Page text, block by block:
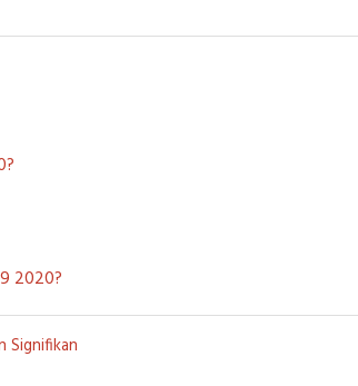
2020?
Signifikan